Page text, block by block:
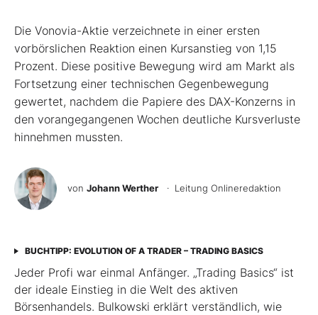
Die Vonovia-Aktie verzeichnete in einer ersten
vorbörslichen Reaktion einen Kursanstieg von 1,15
Prozent. Diese positive Bewegung wird am Markt als
Fortsetzung einer technischen Gegenbewegung
gewertet, nachdem die Papiere des DAX-Konzerns in
den vorangegangenen Wochen deutliche Kursverluste
hinnehmen mussten.
von Johann Werther · Leitung Onlineredaktion
BUCHTIPP: EVOLUTION OF A TRADER – TRADING BASICS
Jeder Profi war einmal Anfänger. „Trading Basics“ ist
der ideale Einstieg in die Welt des aktiven
Börsenhandels. Bulkowski erklärt verständlich, wie